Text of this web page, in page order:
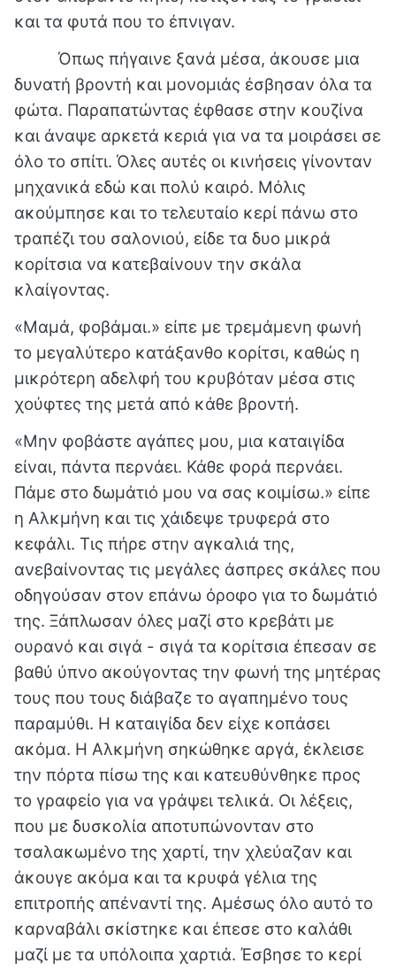
και τα φυτά που το έπνιγαν.
Όπως πήγαινε ξανά μέσα, άκουσε μια
δυνατή βροντή και μονομιάς έσβησαν όλα τα
φώτα. Παραπατώντας έφθασε στην κουζίνα
και άναψε αρκετά κεριά για να τα μοιράσει σε
όλο το σπίτι. Όλες αυτές οι κινήσεις γίνονταν
μηχανικά εδώ και πολύ καιρό. Μόλις
ακούμπησε και το τελευταίο κερί πάνω στο
τραπέζι του σαλονιού, είδε τα δυο μικρά
κορίτσια να κατεβαίνουν την σκάλα
κλαίγοντας.
«Μαμά, φοβάμαι.» είπε με τρεμάμενη φωνή
το μεγαλύτερο κατάξανθο κορίτσι, καθώς η
μικρότερη αδελφή του κρυβόταν μέσα στις
χούφτες της μετά από κάθε βροντή.
«Μην φοβάστε αγάπες μου, μια καταιγίδα
είναι, πάντα περνάει. Κάθε φορά περνάει.
Πάμε στο δωμάτιό μου να σας κοιμίσω.» είπε
η Αλκμήνη και τις χάιδεψε τρυφερά στο
κεφάλι. Τις πήρε στην αγκαλιά της,
ανεβαίνοντας τις μεγάλες άσπρες σκάλες που
οδηγούσαν στον επάνω όροφο για το δωμάτιό
της. Ξάπλωσαν όλες μαζί στο κρεβάτι με
ουρανό και σιγά - σιγά τα κορίτσια έπεσαν σε
βαθύ ύπνο ακούγοντας την φωνή της μητέρας
τους που τους διάβαζε το αγαπημένο τους
παραμύθι. Η καταιγίδα δεν είχε κοπάσει
ακόμα. Η Αλκμήνη σηκώθηκε αργά, έκλεισε
την πόρτα πίσω της και κατευθύνθηκε προς
το γραφείο για να γράψει τελικά. Οι λέξεις,
που με δυσκολία αποτυπώνονταν στο
τσαλακωμένο της χαρτί, την χλεύαζαν και
άκουγε ακόμα και τα κρυφά γέλια της
επιτροπής απέναντί της. Αμέσως όλο αυτό το
καρναβάλι σκίστηκε και έπεσε στο καλάθι
μαζί με τα υπόλοιπα χαρτιά. Έσβησε το κερί